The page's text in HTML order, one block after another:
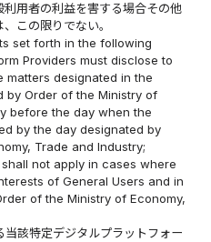
用者の利益を害する場合その他
この限りでない。
set forth in the following
Providers must disclose to
matters designated in the
by Order of the Ministry of
before the day when the
by the day designated by
Trade and Industry;
not apply in cases where
of General Users and in
of the Ministry of Economy,
当該特定デジタルプラットフォー